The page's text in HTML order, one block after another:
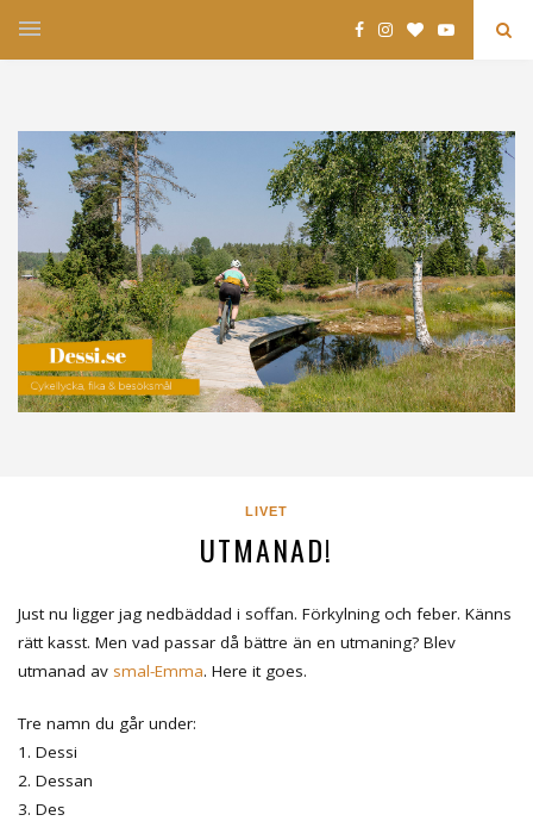
LIVET
UTMANAD!
Just nu ligger jag nedbäddad i soffan. Förkylning och feber. Känns
rätt kasst. Men vad passar då bättre än en utmaning? Blev
utmanad av smal-Emma. Here it goes.
Tre namn du går under:
1. Dessi
2. Dessan
3. Des